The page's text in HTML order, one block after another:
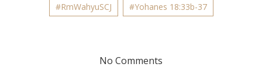
#RmWahyuSCJ #Yohanes 18:33b-37
No Comments